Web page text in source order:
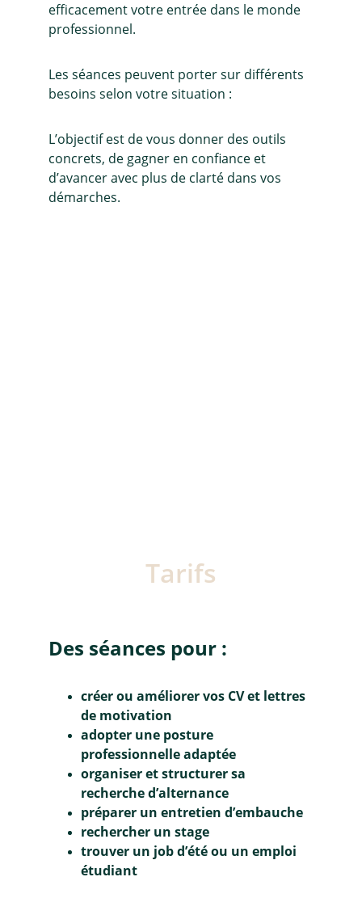
efficacement votre entrée dans le monde
professionnel.
Les séances peuvent porter sur différents
besoins selon votre situation :
L’objectif est de vous donner des outils
concrets, de gagner en confiance et
d’avancer avec plus de clarté dans vos
démarches.
Tarifs
Des séances pour :
créer ou améliorer vos CV et lettres
de motivation
adopter une posture
professionnelle adaptée
organiser et structurer sa
recherche d’alternance
préparer un entretien d’embauche
rechercher un stage
trouver un job d’été ou un emploi
étudiant